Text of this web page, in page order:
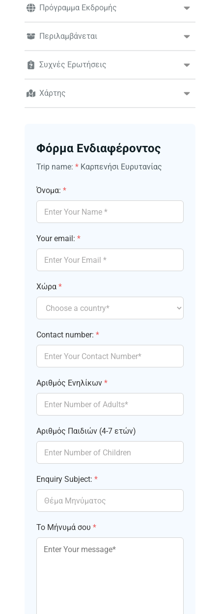
Πρόγραμμα Εκδρομής
Περιλαμβάνεται
Συχνές Ερωτήσεις
Χάρτης
Φόρμα Ενδιαφέροντος
Trip name: * Καρπενήσι Ευρυτανίας
Όνομα: *
Your email: *
Χώρα *
Contact number: *
Αριθμός Ενηλίκων *
Αριθμός Παιδιών (4-7 ετών)
Enquiry Subject: *
Το Μήνυμά σου *